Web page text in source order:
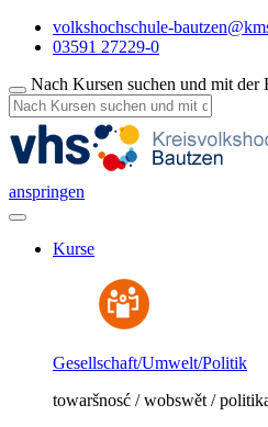
volkshochschule-
03591 27229-0
Nach Kursen suchen und mit der
anspringen
Kurse
Gesellschaft/Umwelt/Politik
towaršnosć / wobswět /